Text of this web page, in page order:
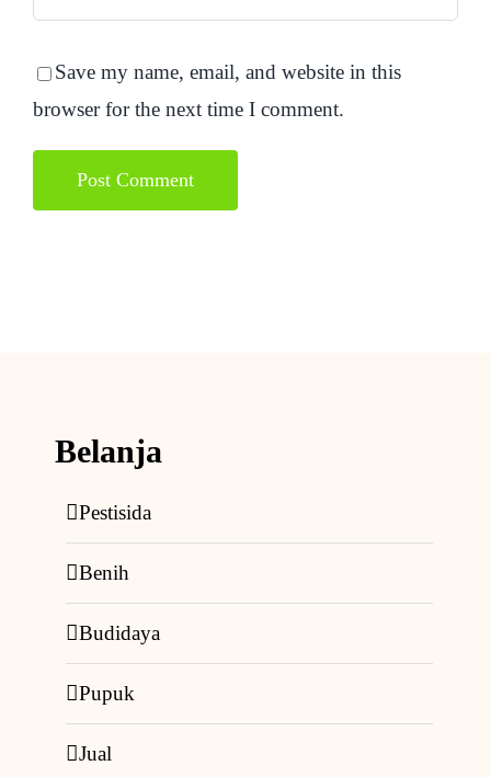
Save my name, email, and website in this
browser for the next time I comment.
Belanja
Pestisida
Benih
Budidaya
Pupuk
Jual